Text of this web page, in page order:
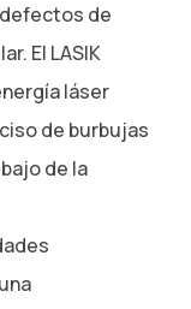
de
El LASIK
láser
de burbujas
de la